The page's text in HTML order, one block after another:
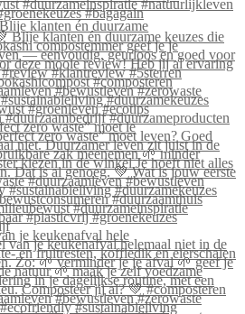
Blije klanten én duurzame
zero waste” moet le
je keukenafval hele